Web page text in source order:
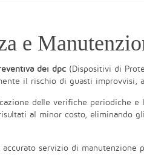
e
dei dpc (Dispositivi di
il rischio di guasti
delle verifiche periodiche
al minor costo, eliminando
servizio di manutenzione